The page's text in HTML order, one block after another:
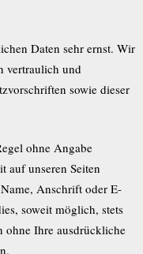
Daten sehr ernst. Wir
vertraulich und
sowie dieser
ohne Angabe
auf unseren Seiten
Anschrift oder E-
soweit möglich, stets
ohne Ihre ausdrückliche